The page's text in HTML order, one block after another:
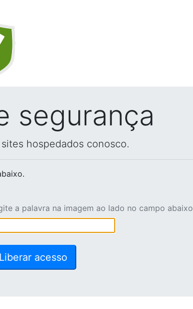
segurança
hospedados conosco.
a palavra na imagem ao lado no campo abaixo